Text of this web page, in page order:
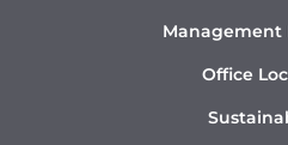
Management
Office